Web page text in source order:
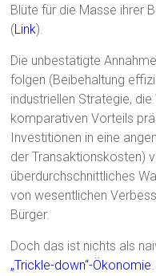
Blüte für die Masse ihrer
(Link).
Die unbestätigte
folgen (Beibehaltung
industriellen Strategie,
komparativen Vorteils
Investitionen in eine
der Transaktionskosten)
überdurchschnittliches
von wesentlichen
Bürger.
Doch das ist nichts als
„Trickle-down“-Ökonomie